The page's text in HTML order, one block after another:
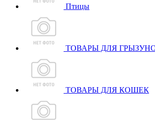
Птицы
ТОВАРЫ ДЛЯ
ТОВАРЫ ДЛЯ КОШЕК